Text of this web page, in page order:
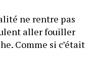
ne rentre pas
aller fouiller
Comme si c’était